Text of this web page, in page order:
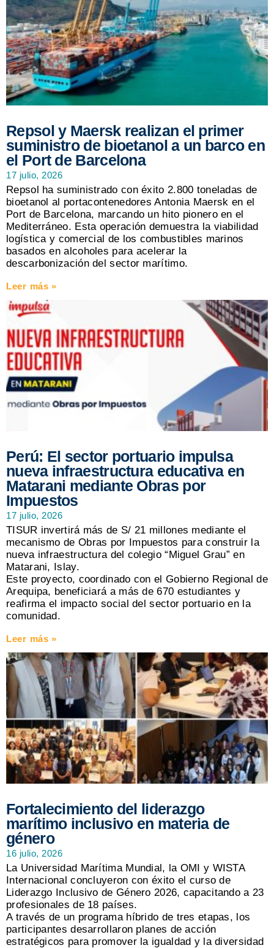
Repsol y Maersk realizan el primer
suministro de bioetanol a un barco en
el Port de Barcelona
17 julio, 2026
Repsol ha suministrado con éxito 2.800 toneladas de
bioetanol al portacontenedores Antonia Maersk en el
Port de Barcelona, marcando un hito pionero en el
Mediterráneo. Esta operación demuestra la viabilidad
logística y comercial de los combustibles marinos
basados en alcoholes para acelerar la
descarbonización del sector marítimo.
Leer más »
Perú: El sector portuario impulsa
nueva infraestructura educativa en
Matarani mediante Obras por
Impuestos
17 julio, 2026
TISUR invertirá más de S/ 21 millones mediante el
mecanismo de Obras por Impuestos para construir la
nueva infraestructura del colegio “Miguel Grau” en
Matarani, Islay.
Este proyecto, coordinado con el Gobierno Regional de
Arequipa, beneficiará a más de 670 estudiantes y
reafirma el impacto social del sector portuario en la
comunidad.
Leer más »
Fortalecimiento del liderazgo
marítimo inclusivo en materia de
género
16 julio, 2026
La Universidad Marítima Mundial, la OMI y WISTA
Internacional concluyeron con éxito el curso de
Liderazgo Inclusivo de Género 2026, capacitando a 23
profesionales de 18 países.
A través de un programa híbrido de tres etapas, los
participantes desarrollaron planes de acción
estratégicos para promover la igualdad y la diversidad